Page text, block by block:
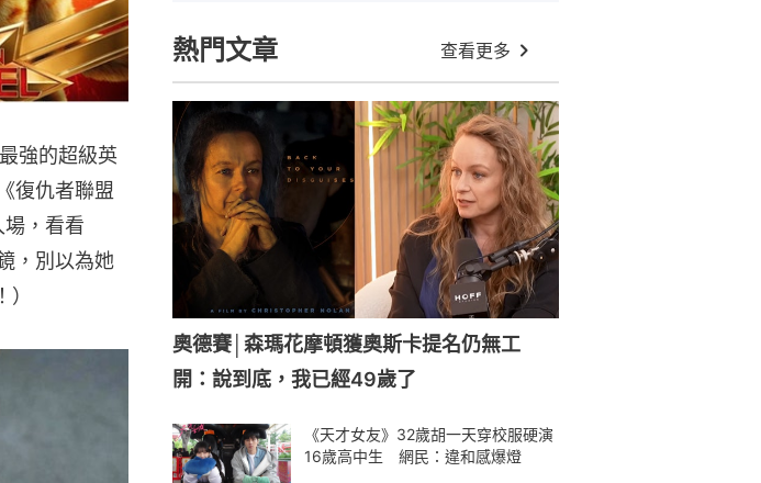
強的超級英
復仇者聯盟
，看看
，別以為她
熱門文章 查看更多
奧德賽│森瑪花摩頓獲奧斯卡提名仍無工
開：說到底，我已經49歲了
《天才女友》32歲胡一天穿校服硬演
16歲高中生 網民：違和感爆燈